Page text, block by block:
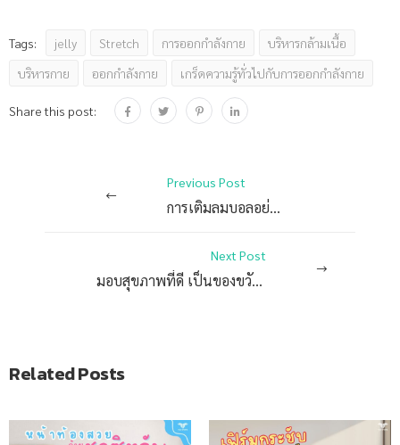
Tags: jelly Stretch การออกกำลังกาย
บริหารกล้ามเนื้อ
บริหารกาย
ออกกำลังกาย เกร็ดความรู้ทั่วไปกับการออกกำลังกาย
Share this post:
Previous Post
การเติมลมบอลอย่างถูกวิธี
Next Post
มอบสุขภาพที่ดี เป็นของขวัญกันเถอะ
Related Posts